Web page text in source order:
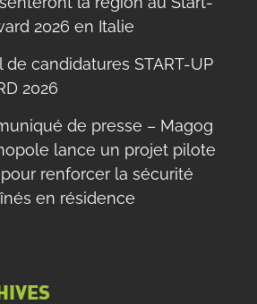
2026 en Italie
de candidatures START-UP
2026
de presse – Magog
lance un projet pilote
renforcer la sécurité
en résidence